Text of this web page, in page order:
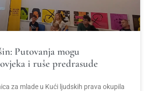
Putovanja mogu
i ruše predrasude
za mlade u Kući ljudskih prava okupila